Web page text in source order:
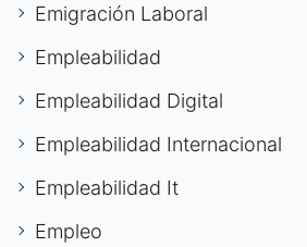
Emigración Laboral
Empleabilidad
Empleabilidad Digital
Empleabilidad Internacional
Empleabilidad It
Empleo